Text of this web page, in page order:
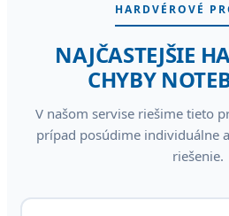
HARDVÉROVÉ
NAJČASTEJŠIE
CHYBY
V našom servise riešime tieto
prípad posúdime individuálne
riešenie.